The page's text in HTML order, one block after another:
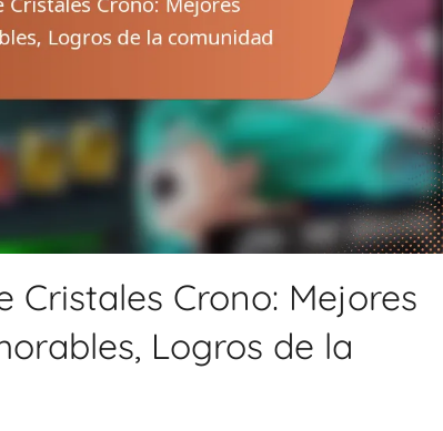
Cristales Crono: Mejores
Logros de la